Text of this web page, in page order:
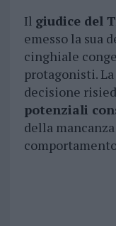
Il giudice del
emesso la sua
cinghiale
protagonisti. La
decisione
potenziali
della